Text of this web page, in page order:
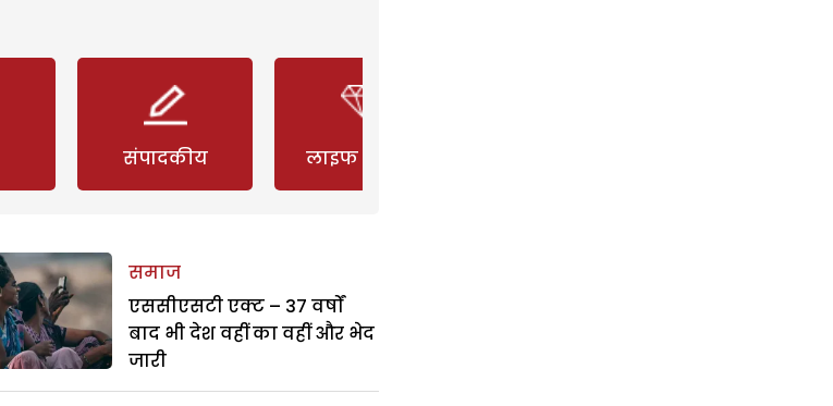
संपादकीय लाइफ स्टाइल
समाज
एससीएसटी एक्ट – 37 वर्षों
बाद भी देश वहीं का वहीं और भेद
जारी